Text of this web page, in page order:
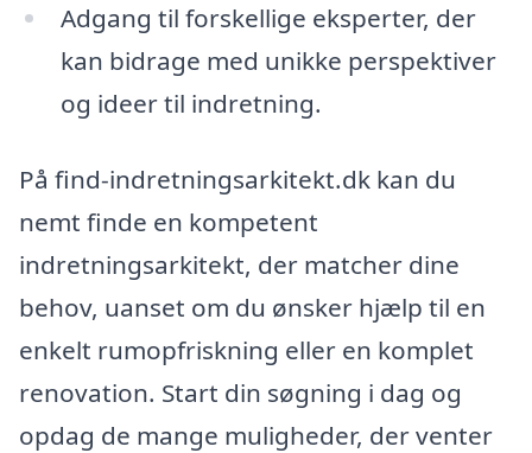
Adgang til forskellige eksperter, der
kan bidrage med unikke perspektiver
og ideer til indretning.
På find-indretningsarkitekt.dk kan du
nemt finde en kompetent
indretningsarkitekt, der matcher dine
behov, uanset om du ønsker hjælp til en
enkelt rumopfriskning eller en komplet
renovation. Start din søgning i dag og
opdag de mange muligheder, der venter